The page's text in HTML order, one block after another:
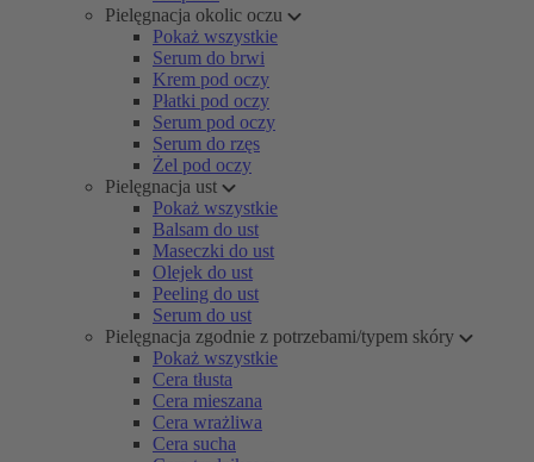
Pielęgnacja okolic oczu
Pokaż wszystkie
Serum do brwi
Krem pod oczy
Płatki pod oczy
Serum pod oczy
Serum do rzęs
Żel pod oczy
Pielęgnacja ust
Pokaż wszystkie
Balsam do ust
Maseczki do ust
Olejek do ust
Peeling do ust
Serum do ust
Pielęgnacja zgodnie z potrzebami/typem skóry
Pokaż wszystkie
Cera tłusta
Cera mieszana
Cera wrażliwa
Cera sucha